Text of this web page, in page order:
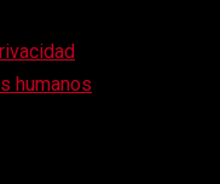
humanos